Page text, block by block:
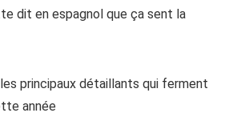
dit en espagnol que ça sent la
les principaux détaillants qui ferment
année